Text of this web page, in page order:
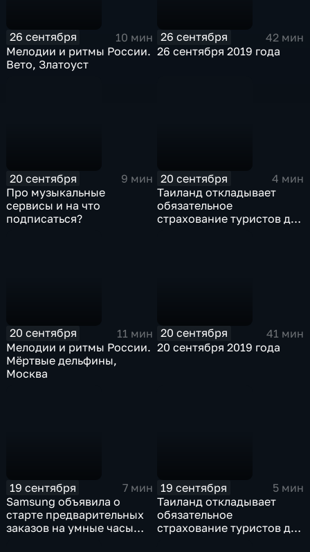
26 сентября
10 мин
Мелодии и ритмы России.
Вето, Златоуст
26 сентября
42 мин
26 сентября 2019 года
20 сентября
9 мин
Про музыкальные
сервисы и на что
подписаться?
20 сентября
4 мин
Таиланд откладывает
обязательное
страхование туристов до
20 сентября
11 мин
Мелодии и ритмы России.
Мёртвые дельфины,
Москва
20 сентября
41 мин
20 сентября 2019 года
19 сентября
7 мин
Samsung объявила о
старте предварительных
заказов на умные часы
19 сентября
5 мин
Таиланд откладывает
обязательное
страхование туристов до